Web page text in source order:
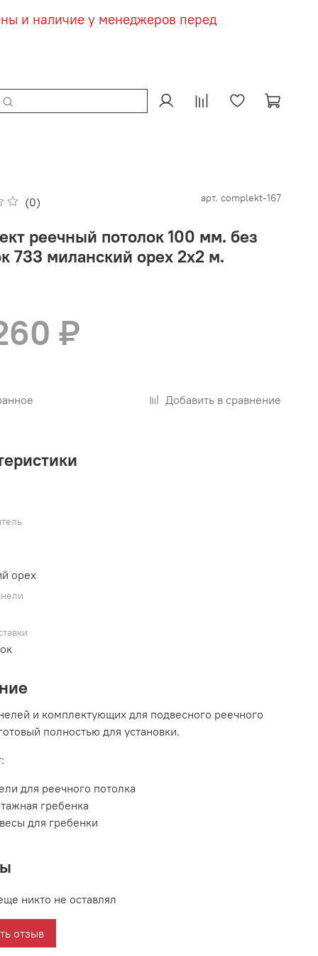
и наличие у менеджеров перед
(0) арт. complekt-167
реечный потолок 100 мм. без
733 миланский орех 2х2 м.
₽
Добавить в сравнение
орех
и комплектующих для подвесного реечного
полностью для установки.
для реечного потолка
гребенка
для гребенки
никто не оставлял
отзыв